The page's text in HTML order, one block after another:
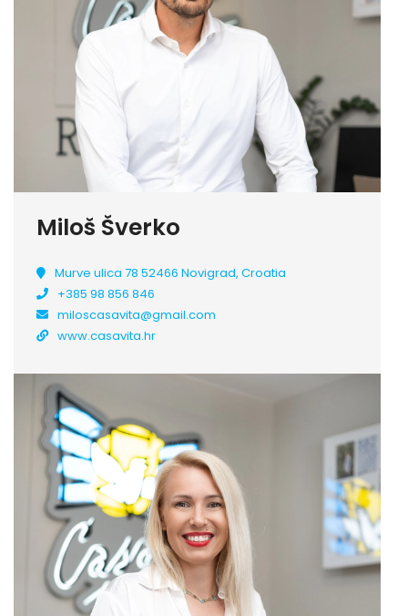
Miloš Šverko
Murve ulica 78 52466 Novigrad, Croatia
+385 98 856 846
miloscasavita@gmail.com
www.casavita.hr